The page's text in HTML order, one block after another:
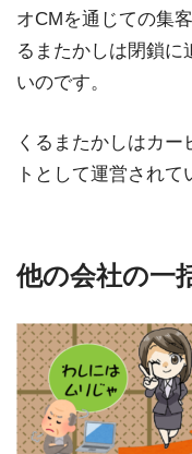
オCMを通じての集
るまたかしは閉鎖に
いのです。
くるまたかしはカー
トとして運営されて
他の会社の一